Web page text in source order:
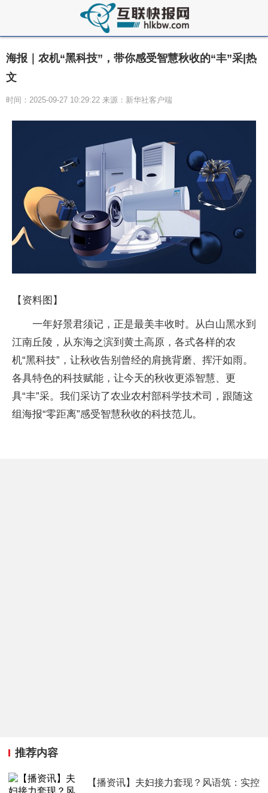
海报｜农机“黑科技”，带你感受智慧秋收的“丰”采|热
文
时间：2025-09-27 10:29:22 来源：新华社客户端
【资料图】
一年好景君须记，正是最美丰收时。从白山黑水到
江南丘陵，从东海之滨到黄土高原，各式各样的农
机“黑科技”，让秋收告别曾经的肩挑背磨、挥汗如雨。
各具特色的科技赋能，让今天的秋收更添智慧、更
具“丰”采。我们采访了农业农村部科学技术司，跟随这
组海报“零距离”感受智慧秋收的科技范儿。
推荐内容
【播资讯】夫妇接力套现？风语筑：实控